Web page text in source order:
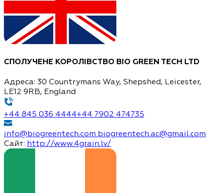
CПОЛУЧЕНЕ КОРОЛІВСТВО BIO GREEN TECH LTD
Адреса: 30 Countrymans Way, Shepshed, Leicester,
LE12 9RB, England
+44 845 036 4444+44 7902 474735
info@biogreentech.com biogreentech.ac@gmail.com
Сайт: http://www.4grain.lv/